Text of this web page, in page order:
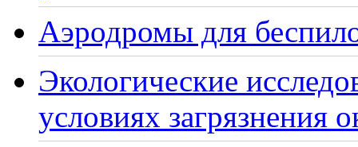
Аэродромы для
Экологические
условиях загрязнения